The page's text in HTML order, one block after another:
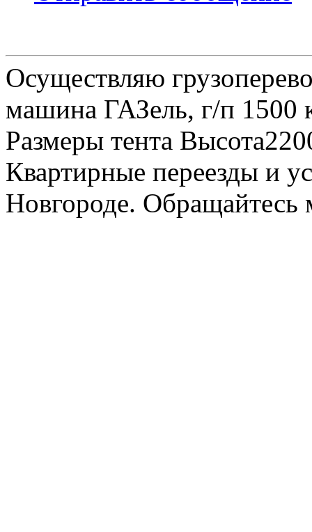
Осуществляю
машина ГАЗель, г/п 1500
Размеры тента
Квартирные переезды и
Новгороде.